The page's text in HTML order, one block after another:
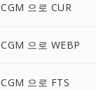
CGM 으로 CUR
CGM 으로 WEBP
CGM 으로 FTS